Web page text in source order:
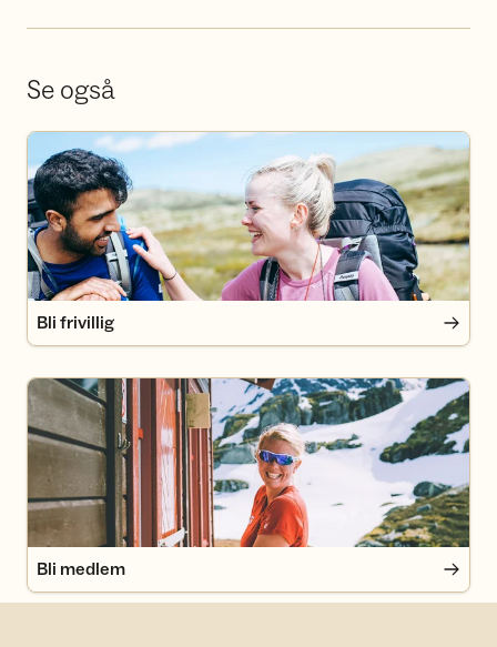
Se også
Bli frivillig
Bli frivillig
Bli medlem
Bli medlem